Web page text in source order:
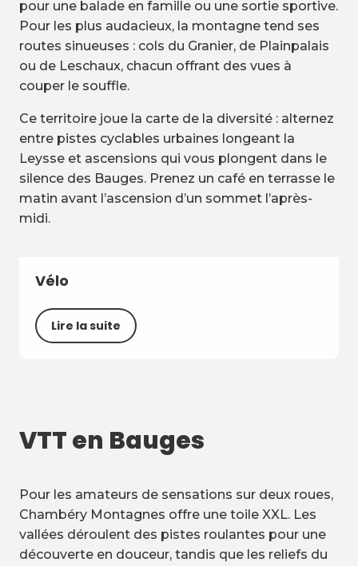
pour une balade en famille ou une sortie sportive.
Pour les plus audacieux, la montagne tend ses
routes sinueuses : cols du Granier, de Plainpalais
ou de Leschaux, chacun offrant des vues à
couper le souffle.
Ce territoire joue la carte de la diversité : alternez
entre pistes cyclables urbaines longeant la
Leysse et ascensions qui vous plongent dans le
silence des Bauges. Prenez un café en terrasse le
matin avant l’ascension d’un sommet l’après-
midi.
Vélo
Lire la suite
VTT en Bauges
Pour les amateurs de sensations sur deux roues,
Chambéry Montagnes offre une toile XXL. Les
vallées déroulent des pistes roulantes pour une
découverte en douceur, tandis que les reliefs du